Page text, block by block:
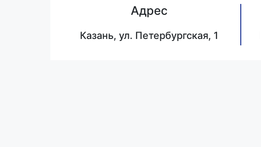
Адрес
Казань, ул. Петербургская, 1